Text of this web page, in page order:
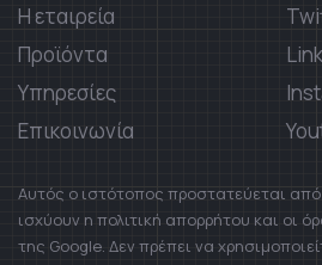
Η εταιρεία
Προϊόντα
Υπηρεσίες
Επικοινωνία
Αυτός ο ιστότοπος προστατεύεται από
ισχύουν η πολιτική απορρήτου και οι
της Google. Δεν πρέπει να